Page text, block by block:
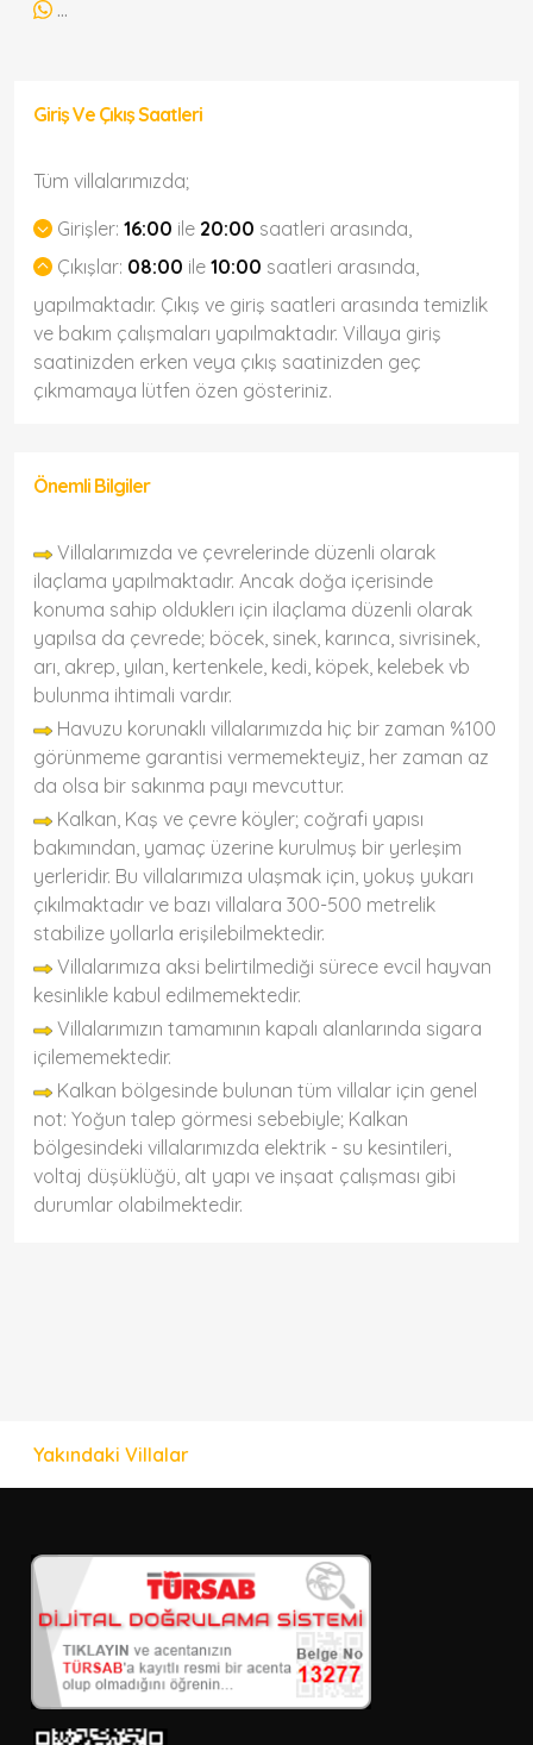
...
Giriş Ve Çıkış Saatleri
Tüm villalarımızda;
Girişler: 16:00 ile 20:00 saatleri arasında,
Çıkışlar: 08:00 ile 10:00 saatleri arasında,
yapılmaktadır. Çıkış ve giriş saatleri arasında temizlik
ve bakım çalışmaları yapılmaktadır. Villaya giriş
saatinizden erken veya çıkış saatinizden geç
çıkmamaya lütfen özen gösteriniz.
Önemli Bilgiler
Villalarımızda ve çevrelerinde düzenli olarak
ilaçlama yapılmaktadır. Ancak doğa içerisinde
konuma sahip olduklerı için ilaçlama düzenli olarak
yapılsa da çevrede; böcek, sinek, karınca, sivrisinek,
arı, akrep, yılan, kertenkele, kedi, köpek, kelebek vb
bulunma ihtimali vardır.
Havuzu korunaklı villalarımızda hiç bir zaman %100
görünmeme garantisi vermemekteyiz, her zaman az
da olsa bir sakınma payı mevcuttur.
Kalkan, Kaş ve çevre köyler; coğrafi yapısı
bakımından, yamaç üzerine kurulmuş bir yerleşim
yerleridir. Bu villalarımıza ulaşmak için, yokuş yukarı
çıkılmaktadır ve bazı villalara 300-500 metrelik
stabilize yollarla erişilebilmektedir.
Villalarımıza aksi belirtilmediği sürece evcil hayvan
kesinlikle kabul edilmemektedir.
Villalarımızın tamamının kapalı alanlarında sigara
içilememektedir.
Kalkan bölgesinde bulunan tüm villalar için genel
not: Yoğun talep görmesi sebebiyle; Kalkan
bölgesindeki villalarımızda elektrik - su kesintileri,
voltaj düşüklüğü, alt yapı ve inşaat çalışması gibi
durumlar olabilmektedir.
Yakındaki Villalar